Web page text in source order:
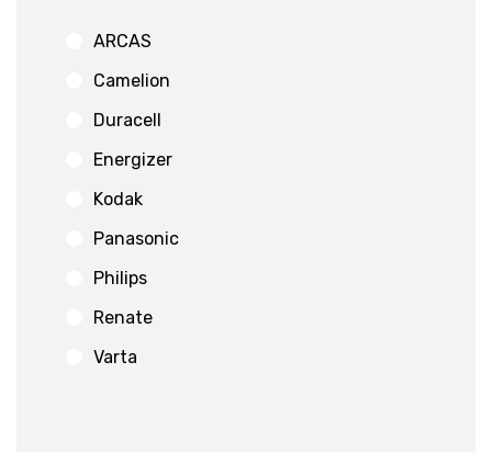
ARCAS
Camelion
Duracell
Energizer
Kodak
Panasonic
Philips
Renate
Varta